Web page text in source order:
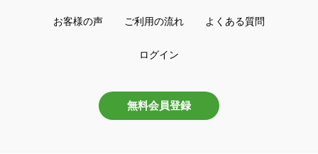
お客様の声 ご利用の流れ よくある質問
ログイン
無料会員登録